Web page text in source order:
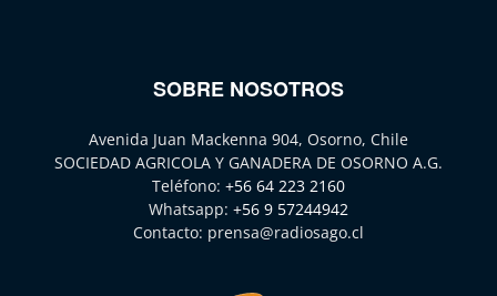
SOBRE NOSOTROS
Avenida Juan Mackenna 904, Osorno, Chile
SOCIEDAD AGRICOLA Y GANADERA DE OSORNO A.G.
Teléfono: +56 64 223 2160
Whatsapp: +56 9 57244942
Contacto: prensa@radiosago.cl